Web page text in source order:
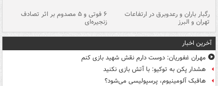
رگبار باران و رعدوبرق در ارتفاعات
تهران و البرز
۶ فوتی و ۵ مصدوم بر اثر تصادف
زنجیره‌ای
آخرین اخبار
مهران غفوریان: دوست دارم نقش شهید بازی کنم
هشدار پکن به توکیو: با آتش بازی نکنید
هافبک آلومینیوم، پرسپولیسی می‌شود؟